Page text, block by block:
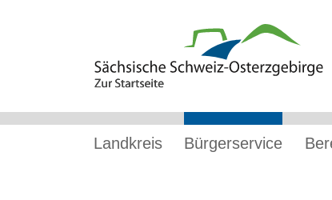
Landkreis Bürgerservice